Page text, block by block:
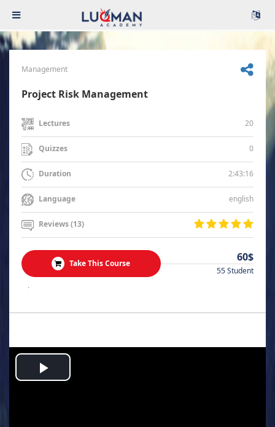
Management
Project Risk Management
Lectures 20
Quizzes 0
Duration 2:43:16
Language english
Reviews (13)
Take This Course 60$
55 Student
.
Play